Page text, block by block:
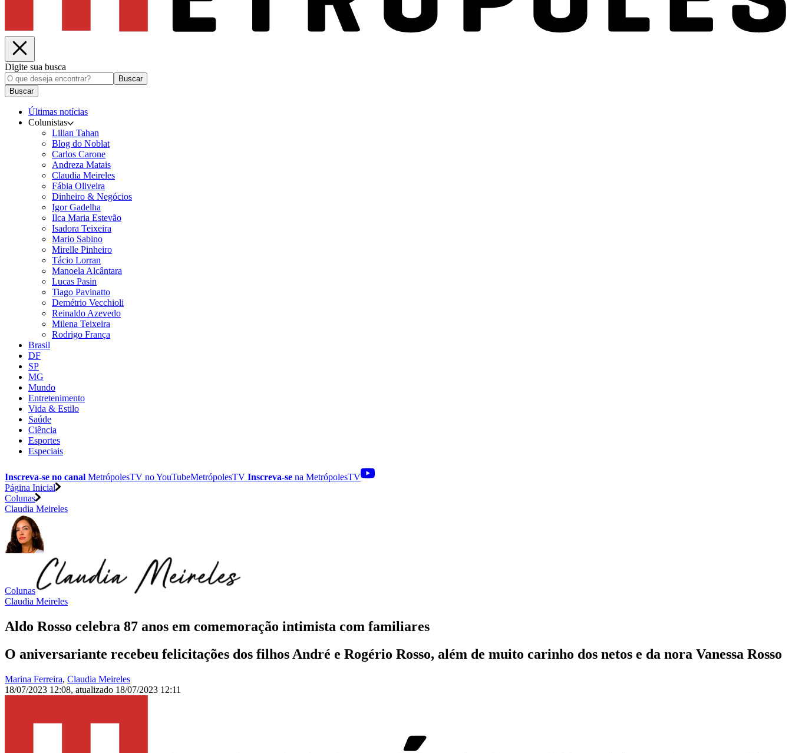
Digite sua busca
Buscar
Buscar
Últimas notícias
Colunistas
Lilian Tahan
Blog do Noblat
Carlos Carone
Andreza Matais
Claudia Meireles
Fábia Oliveira
Dinheiro & Negócios
Igor Gadelha
Ilca Maria Estevão
Isadora Teixeira
Mario Sabino
Mirelle Pinheiro
Tácio Lorran
Manoela Alcântara
Lucas Pasin
Tiago Pavinatto
Demétrio Vecchioli
Reinaldo Azevedo
Milena Teixeira
Rodrigo França
Brasil
DF
SP
MG
Mundo
Entretenimento
Vida & Estilo
Saúde
Ciência
Esportes
Especiais
Inscreva-se no canal MetrópolesTV noYouTubeMetrópolesTV Inscreva-se na MetrópolesTV
Página Inicial
Colunas
Claudia Meireles
Colunas
Claudia Meireles
Aldo Rosso celebra 87 anos em comemoração intimista com familiares
O aniversariante recebeu felicitações dos filhos André e Rogério Rosso, além de muito carinho dos netos e da nora Vanessa Rosso
Marina Ferreira, Claudia Meireles
18/07/2023 12:08, atualizado 18/07/2023 12:11